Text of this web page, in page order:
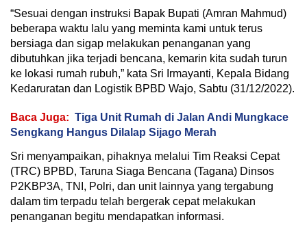
“Sesuai dengan instruksi Bapak Bupati (Amran Mahmud)
beberapa waktu lalu yang meminta kami untuk terus
bersiaga dan sigap melakukan penanganan yang
dibutuhkan jika terjadi bencana, kemarin kita sudah turun
ke lokasi rumah rubuh,” kata Sri Irmayanti, Kepala Bidang
Kedaruratan dan Logistik BPBD Wajo, Sabtu (31/12/2022).
Baca Juga: Tiga Unit Rumah di Jalan Andi Mungkace
Sengkang Hangus Dilalap Sijago Merah
Sri menyampaikan, pihaknya melalui Tim Reaksi Cepat
(TRC) BPBD, Taruna Siaga Bencana (Tagana) Dinsos
P2KBP3A, TNI, Polri, dan unit lainnya yang tergabung
dalam tim terpadu telah bergerak cepat melakukan
penanganan begitu mendapatkan informasi.